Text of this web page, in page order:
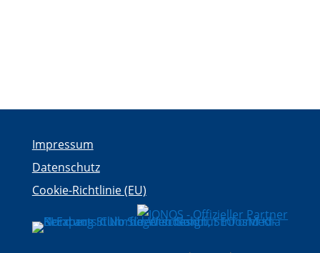
Impressum
Datenschutz
Cookie-Richtlinie (EU)